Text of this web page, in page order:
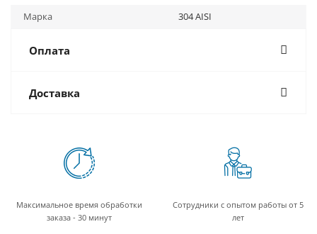
Марка
304 AISI
Оплата
Доставка
Максимальное время обработки
заказа - 30 минут
Сотрудники с опытом работы от 5
лет